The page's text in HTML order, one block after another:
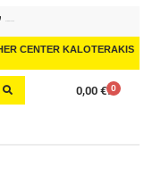
CENTER KALOTERAKIS
0,00 € 0
Cart